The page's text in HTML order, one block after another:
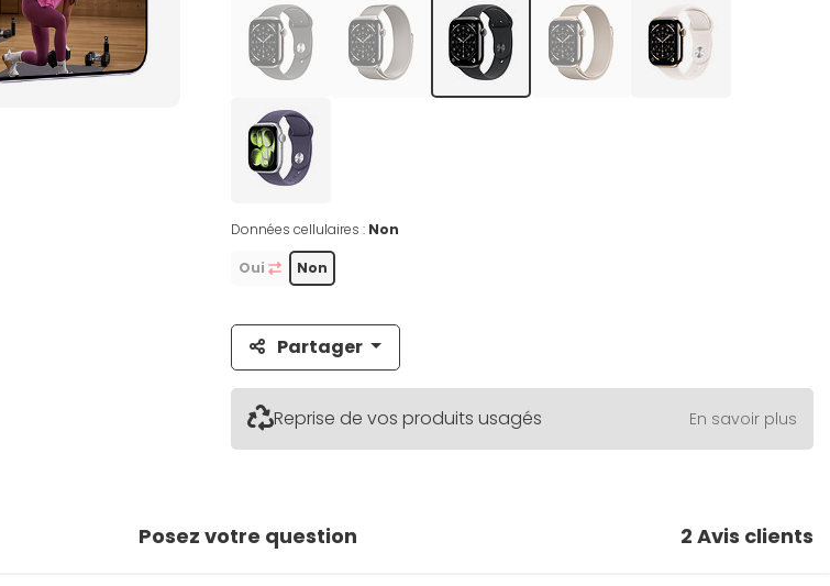
Données cellulaires : Non
Oui Non
Partager
Reprise de vos produits usagés En savoir plus
Posez votre question 2 Avis clients